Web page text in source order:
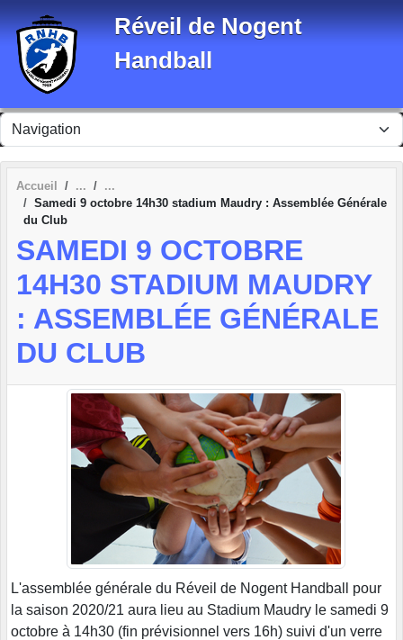
Réveil de Nogent
Handball
Accueil
Samedi 9 octobre 14h30 stadium Maudry : Assemblée Générale
du Club
SAMEDI 9 OCTOBRE
14H30 STADIUM MAUDRY
: ASSEMBLÉE GÉNÉRALE
DU CLUB
L'assemblée générale du Réveil de Nogent Handball pour
la saison 2020/21 aura lieu au Stadium Maudry le samedi 9
octobre à 14h30 (fin prévisionnel vers 16h) suivi d'un verre